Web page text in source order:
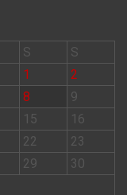
S
S
1
2
8
9
15
16
22
23
29
30